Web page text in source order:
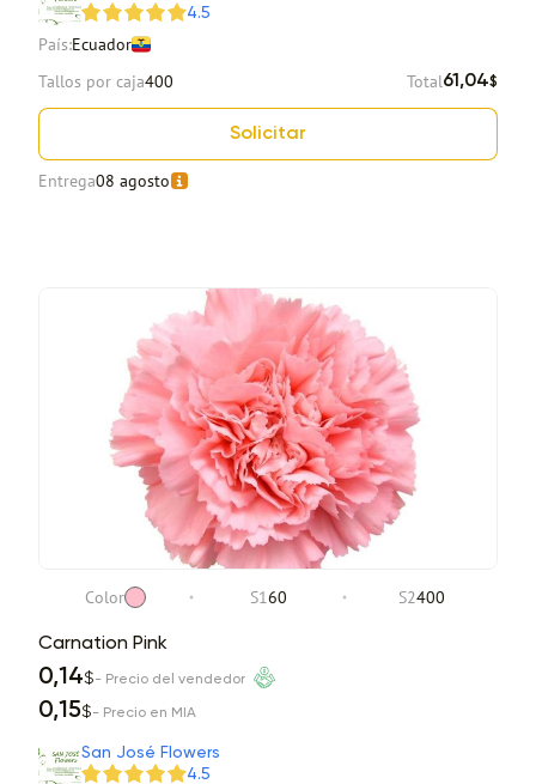
4.5
País:Ecuador
Tallos por caja400 Total61,04$
Solicitar
Entrega08 agosto
Color S160 S2400
Carnation Pink
0,14$- Precio del vendedor
0,15$- Precio en MIA
San José Flowers
4.5